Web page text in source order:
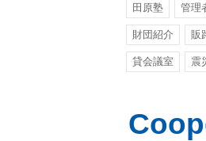
田原塾 管理
財団紹介 販
貸会議室 震